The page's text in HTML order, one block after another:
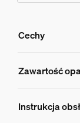
Cechy
Cechy
8721103107619
Zawartość
Instrukcja